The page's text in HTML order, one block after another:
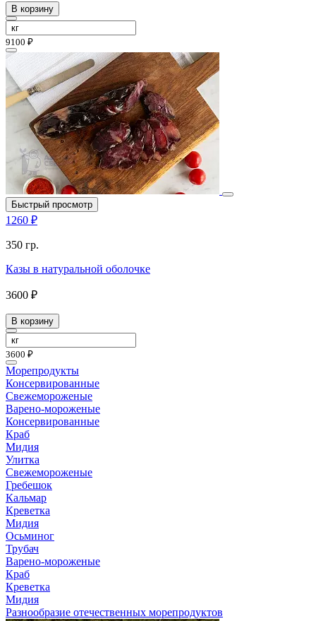
В корзину
9100 ₽
Быстрый просмотр
1260 ₽
350 гр.
Казы в натуральной оболочке
3600 ₽
В корзину
3600 ₽
Морепродукты
Консервированные
Свежемороженые
Варено-мороженые
Консервированные
Краб
Мидия
Улитка
Свежемороженые
Гребешок
Кальмар
Креветка
Мидия
Осьминог
Трубач
Варено-мороженые
Краб
Креветка
Мидия
Разнообразие отечественных морепродуктов